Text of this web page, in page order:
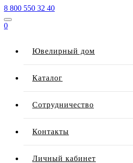
8 800 550 32 40
0
Ювелирный дом
Каталог
Сотрудничество
Контакты
Личный кабинет